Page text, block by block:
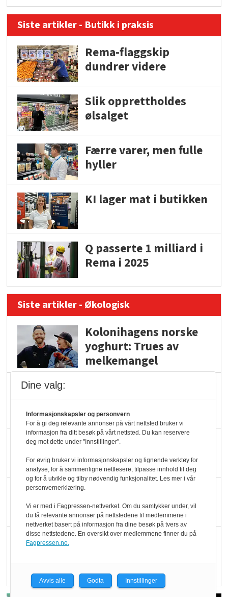
Siste artikler - Butikk i praksis
Rema-flaggskip
dundrer videre
Slik opprettholdes
ølsalget
Færre varer, men fulle
hyller
KI lager mat i butikken
Q passerte 1 milliard i
Rema i 2025
Siste artikler - Økologisk
Kolonihagens norske
yoghurt: Trues av
melkemangel
hederspris
Blir enklere å velge
økologisk i butikkhylla
Kolonihagen sliter
med å få tak i nok melk
Rapport: Økokundene
det?
Dine valg:
Informasjonskapsler og personvern
For å gi deg relevante annonser på vårt nettsted bruker vi
informasjon fra ditt besøk på vårt nettsted. Du kan reservere
deg mot dette under "Innstillinger".
For øvrig bruker vi informasjonskapsler og lignende verktøy for
analyse, for å sammenligne nettlesere, tilpasse innhold til deg
og for å utvikle og tilby nødvendig funksjonalitet. Les mer i vår
personvernerklæring.
Vi er med i Fagpressen-nettverket. Om du samtykker under, vil
du få relevante annonser på nettstedene til medlemmene i
nettverket basert på informasjon fra dine besøk på tvers av
disse nettstedene. En oversikt over medlemmene finner du på
Fagpressen.no.
Avvis alle Godta Innstillinger